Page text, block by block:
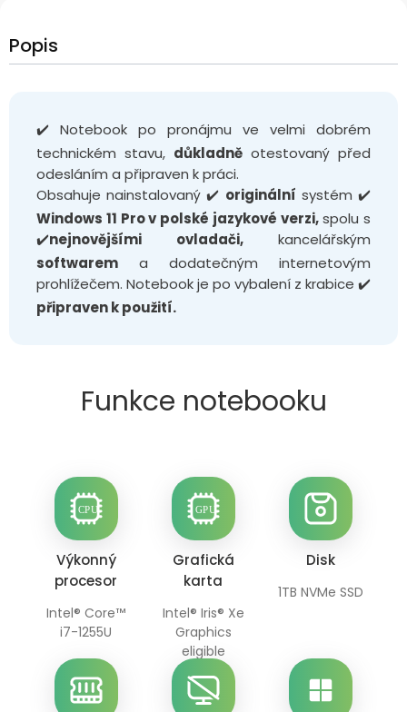
Popis
✔️ Notebook po pronájmu ve velmi dobrém
technickém stavu, důkladně otestovaný před
odesláním a připraven k práci.
Obsahuje nainstalovaný ✔️ originální systém ✔️
Windows 11 Pro v polské jazykové verzi,spolu s
✔️nejnovějšími ovladači,
kancelářským
softwarem a dodatečným internetovým
prohlížečem. Notebook je po vybalení z krabice ✔️
připraven k použití.
Funkce notebooku
Výkonný
procesor
Intel® Core™
i7-1255U
Grafická
karta
Intel® Iris® Xe
Graphics
eligible
Disk
1TB NVMe SSD